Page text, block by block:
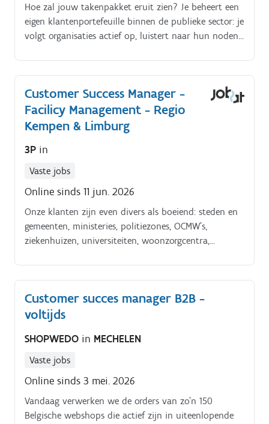
Hoe zal jouw takenpakket eruit zien? Je beheert een
eigen klantenportefeuille binnen de publieke sector: je
volgt organisaties actief op, luistert naar hun noden
benutten, vandaag en bij elke nieuwe stap in hun
digitalisering. Je geeft opleidingen en
consultancysessies op maat: van een eerste
kennismaking tot verdiepende sessies over nieuwe
functionaliteiten, waarbij je je aanpak aanpast aan
het doelpubliek - een gemeente werkt nu eenmaal
anders dan een politiezone. Je bent de brug tussen
klant en product: je vertaalt feedback en concrete
noden rechtstreeks naar het R&D-team en test
nieuwe functionaliteiten mee, zodat het product
blijft evolueren in functie van de praktijk.
Customer Success Manager -
Facilicy Management - Regio
Kempen & Limburg
3P in
Vaste jobs
Online sinds 11 jun. 2026
Onze klanten zijn even divers als boeiend: steden en
gemeenten, ministeries, politiezones, OCMW’s,
ziekenhuizen, universiteiten, woonzorgcentra,
Success Manager Facility Management die mee het
verschil wil maken.
Customer succes manager B2B -
voltijds
SHOPWEDO in MECHELEN
Vaste jobs
Online sinds 3 mei. 2026
Vandaag verwerken we de orders van zo’n 150
Belgische webshops die actief zijn in uiteenlopende